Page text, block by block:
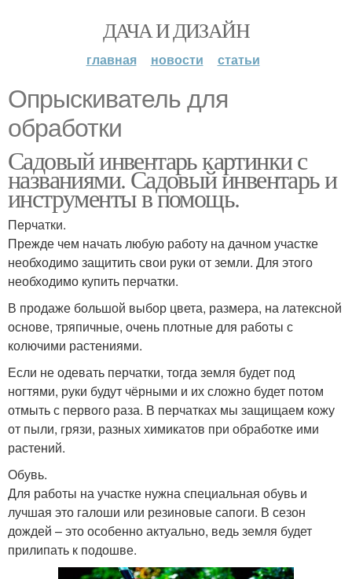
ДАЧА И ДИЗАЙН
главная новости статьи
Опрыскиватель для
обработки
Садовый инвентарь картинки с
названиями. Садовый инвентарь и
инструменты в помощь.
Перчатки.
Прежде чем начать любую работу на дачном участке
необходимо защитить свои руки от земли. Для этого
необходимо купить перчатки.
В продаже большой выбор цвета, размера, на латексной
основе, тряпичные, очень плотные для работы с
колючими растениями.
Если не одевать перчатки, тогда земля будет под
ногтями, руки будут чёрными и их сложно будет потом
отмыть с первого раза. В перчатках мы защищаем кожу
от пыли, грязи, разных химикатов при обработке ими
растений.
Обувь.
Для работы на участке нужна специальная обувь и
лучшая это галоши или резиновые сапоги. В сезон
дождей – это особенно актуально, ведь земля будет
прилипать к подошве.